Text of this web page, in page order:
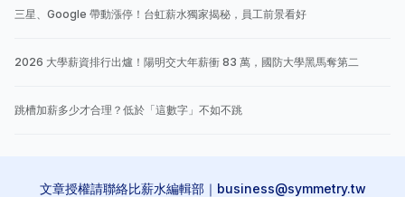
三星、Google 帶動漲停！台虹薪水獨家揭秘，員工前景看好
2026 大學薪資排行出爐！陽明交大年薪衝 83 萬，國防大學黑馬奪第二
跳槽加薪多少才合理？低於「這數字」不如不跳
文章授權請聯絡比薪水編輯部｜business@symmetry.tw